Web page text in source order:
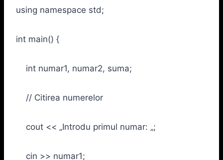
using namespace std;
int main() {
int numar1, numar2, suma;
// Citirea numerelor
cout << „Introdu primul numar: „;
cin >> numar1;